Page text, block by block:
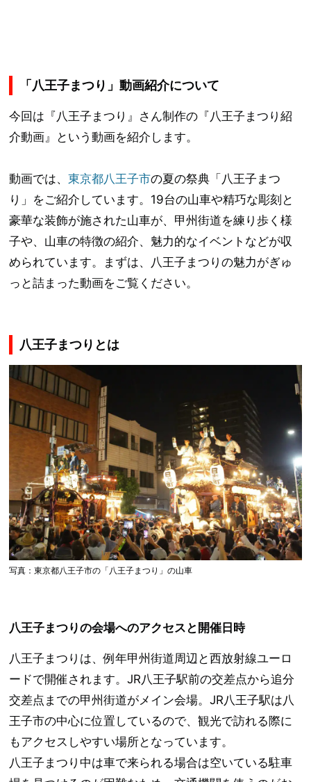
「八王子まつり」動画紹介について
今回は『八王子まつり』さん制作の『八王子まつり紹
介動画』という動画を紹介します。
動画では、東京都八王子市の夏の祭典「八王子まつ
り」をご紹介しています。19台の山車や精巧な彫刻と
豪華な装飾が施された山車が、甲州街道を練り歩く様
子や、山車の特徴の紹介、魅力的なイベントなどが収
められています。まずは、八王子まつりの魅力がぎゅ
っと詰まった動画をご覧ください。
八王子まつりとは
写真：東京都八王子市の「八王子まつり」の山車
八王子まつりの会場へのアクセスと開催日時
八王子まつりは、例年甲州街道周辺と西放射線ユーロ
ードで開催されます。JR八王子駅前の交差点から追分
交差点までの甲州街道がメイン会場。JR八王子駅は八
王子市の中心に位置しているので、観光で訪れる際に
もアクセスしやすい場所となっています。
八王子まつり中は車で来られる場合は空いている駐車